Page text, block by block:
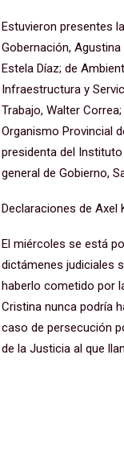
Estuvieron presentes
Gobernación,
Estela Díaz; de
Infraestructura y
Trabajo, Walter
Organismo Provincial
presidenta del
general de Gobierno,
Declaraciones de
El miércoles se está
dictámenes judiciales
haberlo cometido por
Cristina nunca podría
caso de persecución
de la Justicia al que